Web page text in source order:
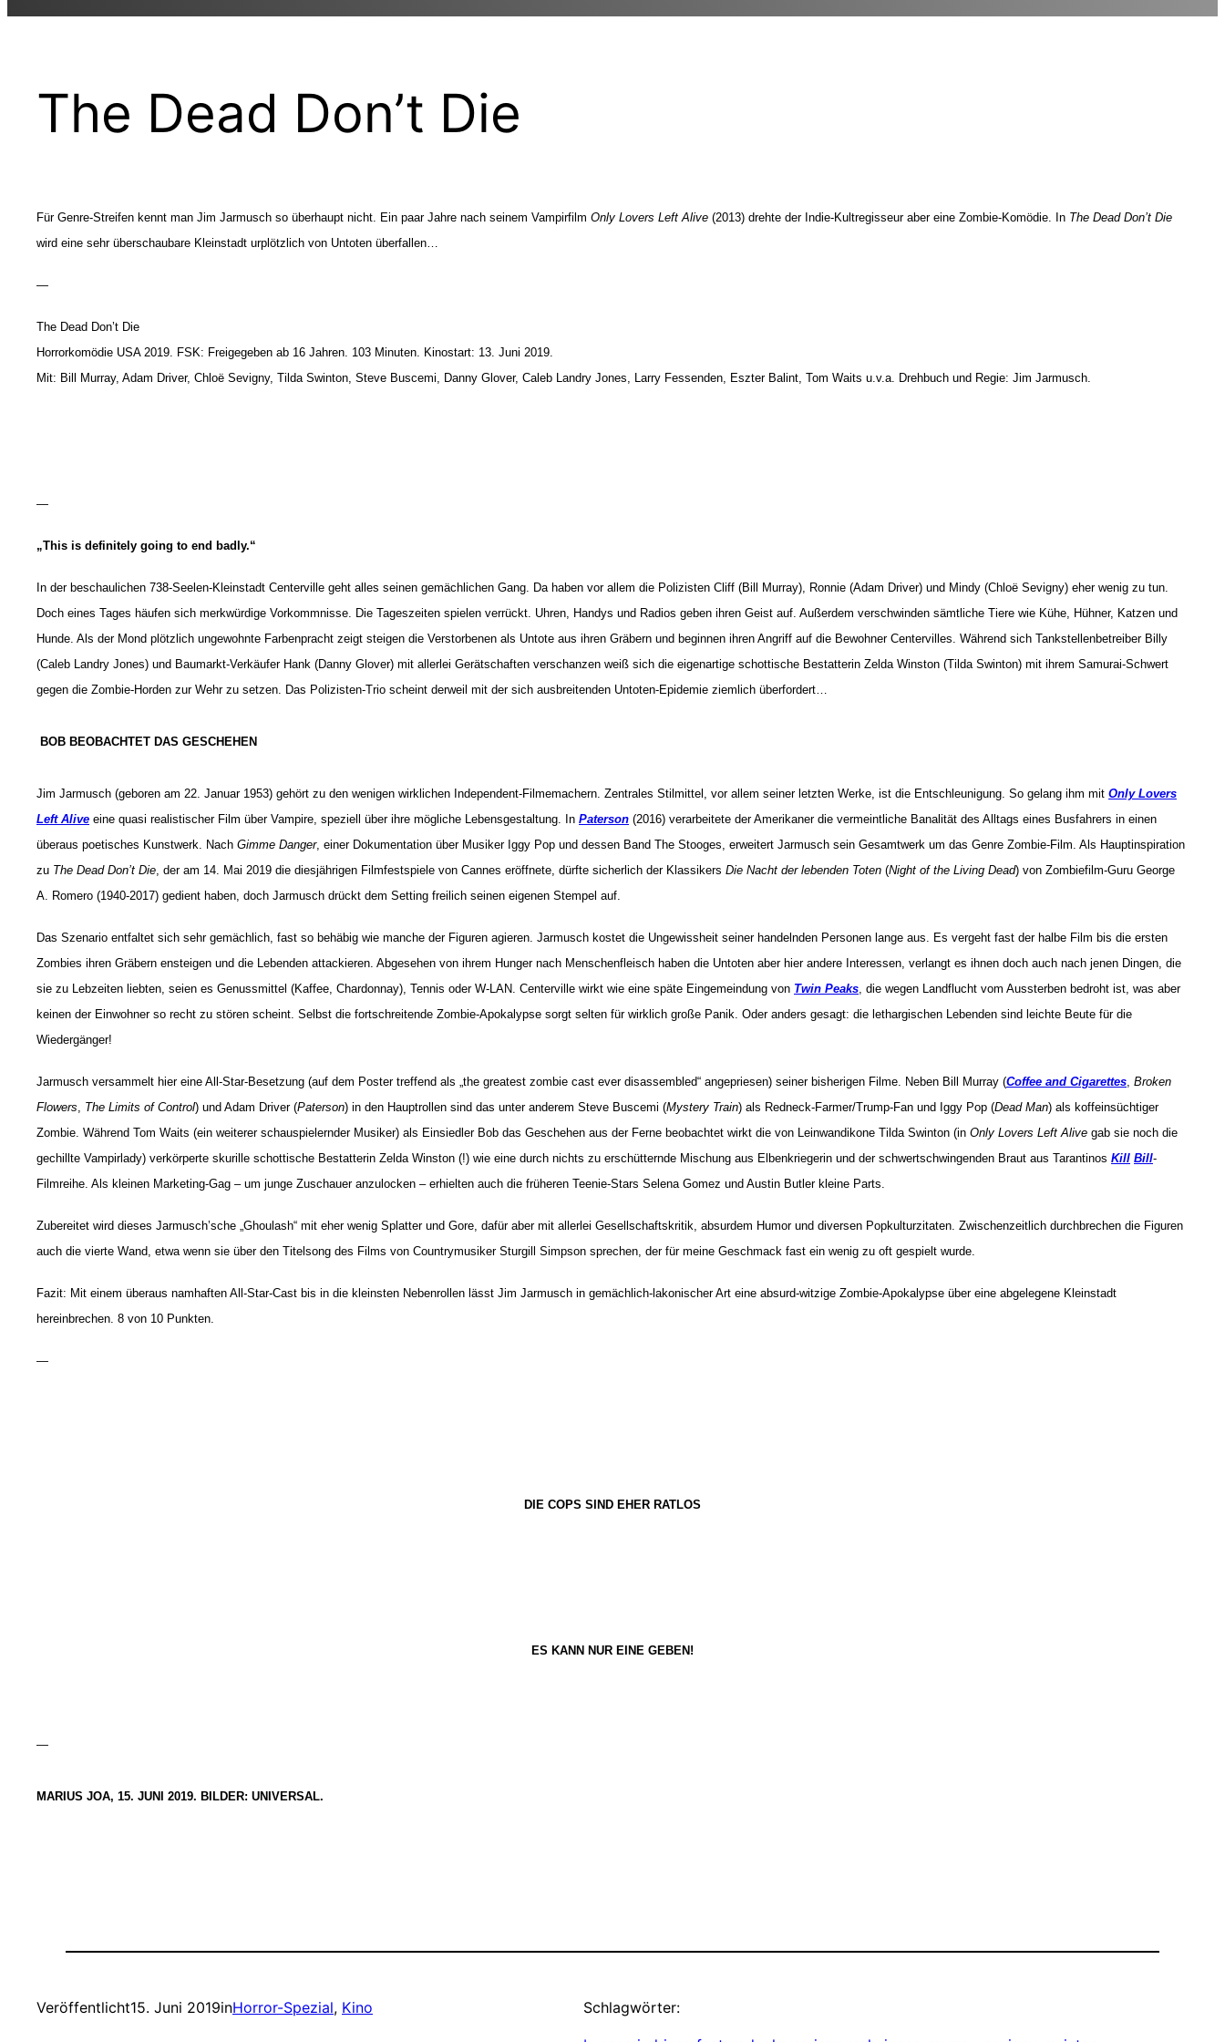
The Dead Don’t Die
Für Genre-Streifen kennt man Jim Jarmusch so überhaupt nicht. Ein paar Jahre nach seinem Vampirfilm Only Lovers Left Alive (2013) drehte der Indie-Kultregisseur aber eine Zombie-Komödie. In The Dead Don’t Die
wird eine sehr überschaubare Kleinstadt urplötzlich von Untoten überfallen…
—
The Dead Don’t Die
Horrorkomödie USA 2019. FSK: Freigegeben ab 16 Jahren. 103 Minuten. Kinostart: 13. Juni 2019.
Mit: Bill Murray, Adam Driver, Chloë Sevigny, Tilda Swinton, Steve Buscemi, Danny Glover, Caleb Landry Jones, Larry Fessenden, Eszter Balint, Tom Waits u.v.a. Drehbuch und Regie: Jim Jarmusch.
—
„This is definitely going to end badly.“
In der beschaulichen 738-Seelen-Kleinstadt Centerville geht alles seinen gemächlichen Gang. Da haben vor allem die Polizisten Cliff (Bill Murray), Ronnie (Adam Driver) und Mindy (Chloë Sevigny) eher wenig zu tun.
Doch eines Tages häufen sich merkwürdige Vorkommnisse. Die Tageszeiten spielen verrückt. Uhren, Handys und Radios geben ihren Geist auf. Außerdem verschwinden sämtliche Tiere wie Kühe, Hühner, Katzen und
Hunde. Als der Mond plötzlich ungewohnte Farbenpracht zeigt steigen die Verstorbenen als Untote aus ihren Gräbern und beginnen ihren Angriff auf die Bewohner Centervilles. Während sich Tankstellenbetreiber Billy
(Caleb Landry Jones) und Baumarkt-Verkäufer Hank (Danny Glover) mit allerlei Gerätschaften verschanzen weiß sich die eigenartige schottische Bestatterin Zelda Winston (Tilda Swinton) mit ihrem Samurai-Schwert
gegen die Zombie-Horden zur Wehr zu setzen. Das Polizisten-Trio scheint derweil mit der sich ausbreitenden Untoten-Epidemie ziemlich überfordert…
BOB BEOBACHTET DAS GESCHEHEN
Jim Jarmusch (geboren am 22. Januar 1953) gehört zu den wenigen wirklichen Independent-Filmemachern. Zentrales Stilmittel, vor allem seiner letzten Werke, ist die Entschleunigung. So gelang ihm mit Only Lovers
Left Alive eine quasi realistischer Film über Vampire, speziell über ihre mögliche Lebensgestaltung. In Paterson (2016) verarbeitete der Amerikaner die vermeintliche Banalität des Alltags eines Busfahrers in einen
überaus poetisches Kunstwerk. Nach Gimme Danger, einer Dokumentation über Musiker Iggy Pop und dessen Band The Stooges, erweitert Jarmusch sein Gesamtwerk um das Genre Zombie-Film. Als Hauptinspiration
zu The Dead Don’t Die , der am 14. Mai 2019 die diesjährigen Filmfestspiele von Cannes eröffnete, dürfte sicherlich der Klassikers Die Nacht der lebenden Toten (Night of the Living Dead) von Zombiefilm-Guru George
A. Romero (1940-2017) gedient haben, doch Jarmusch drückt dem Setting freilich seinen eigenen Stempel auf.
Das Szenario entfaltet sich sehr gemächlich, fast so behäbig wie manche der Figuren agieren. Jarmusch kostet die Ungewissheit seiner handelnden Personen lange aus. Es vergeht fast der halbe Film bis die ersten
Zombies ihren Gräbern ensteigen und die Lebenden attackieren. Abgesehen von ihrem Hunger nach Menschenfleisch haben die Untoten aber hier andere Interessen, verlangt es ihnen doch auch nach jenen Dingen, die
sie zu Lebzeiten liebten, seien es Genussmittel (Kaffee, Chardonnay), Tennis oder W-LAN. Centerville wirkt wie eine späte Eingemeindung von Twin Peaks , die wegen Landflucht vom Aussterben bedroht ist, was aber
keinen der Einwohner so recht zu stören scheint. Selbst die fortschreitende Zombie-Apokalypse sorgt selten für wirklich große Panik. Oder anders gesagt: die lethargischen Lebenden sind leichte Beute für die
Wiedergänger!
Jarmusch versammelt hier eine All-Star-Besetzung (auf dem Poster treffend als „the greatest zombie cast ever disassembled“ angepriesen) seiner bisherigen Filme. Neben Bill Murray (Coffee and Cigarettes Broken
Flowers
The Limits of Control) und Adam Driver (Paterson) in den Hauptrollen sind das unter anderem Steve Buscemi (Mystery Train) als Redneck-Farmer/Trump-Fan und Iggy Pop (Dead Man) als koffeinsüchtiger
Zombie. Während Tom Waits (ein weiterer schauspielernder Musiker) als Einsiedler Bob das Geschehen aus der Ferne beobachtet wirkt die von Leinwandikone Tilda Swinton (in Only Lovers Left Alive gab sie noch die
gechillte Vampirlady) verkörperte skurille schottische Bestatterin Zelda Winston (!) wie eine durch nichts zu erschütternde Mischung aus Elbenkriegerin und der schwertschwingenden Braut aus Tarantinos Kill Bill-
Filmreihe. Als kleinen Marketing-Gag – um junge Zuschauer anzulocken – erhielten auch die früheren Teenie-Stars Selena Gomez und Austin Butler kleine Parts.
Zubereitet wird dieses Jarmusch’sche „Ghoulash“ mit eher wenig Splatter und Gore, dafür aber mit allerlei Gesellschaftskritik, absurdem Humor und diversen Popkulturzitaten. Zwischenzeitlich durchbrechen die Figuren
auch die vierte Wand, etwa wenn sie über den Titelsong des Films von Countrymusiker Sturgill Simpson sprechen, der für meine Geschmack fast ein wenig zu oft gespielt wurde.
Fazit: Mit einem überaus namhaften All-Star-Cast bis in die kleinsten Nebenrollen lässt Jim Jarmusch in gemächlich-lakonischer Art eine absurd-witzige Zombie-Apokalypse über eine abgelegene Kleinstadt
hereinbrechen. 8 von 10 Punkten.
—
DIE COPS SIND EHER RATLOS
ES KANN NUR EINE GEBEN!
—
MARIUS JOA, 15. JUNI 2019. BILDER: UNIVERSAL.
Veröffentlicht15. Juni 2019inHorror-Spezial, Kino Schlagwörter: